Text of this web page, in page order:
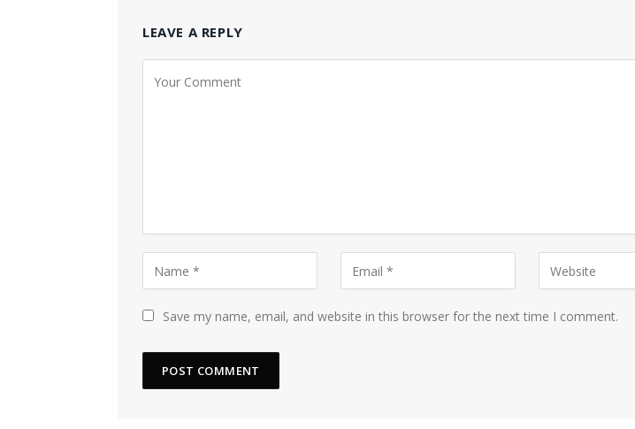
LEAVE A REPLY
Save my name, email, and website in this browser for the next time I comment.